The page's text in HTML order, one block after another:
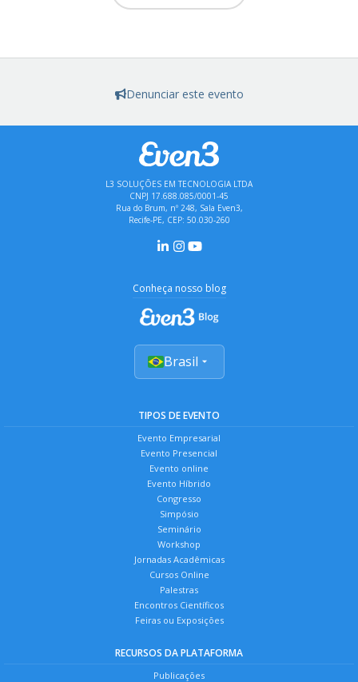
Denunciar este evento
L3 SOLUÇÕES EM TECNOLOGIA LTDA
CNPJ 17.688.085/0001-45
Rua do Brum, nº 248, Sala Even3,
Recife-PE, CEP: 50.030-260
Conheça nosso blog
Brasil
TIPOS DE EVENTO
Evento Empresarial
Evento Presencial
Evento online
Evento Híbrido
Congresso
Simpósio
Seminário
Workshop
Jornadas Acadêmicas
Cursos Online
Palestras
Encontros Científicos
Feiras ou Exposições
RECURSOS DA PLATAFORMA
Publicações